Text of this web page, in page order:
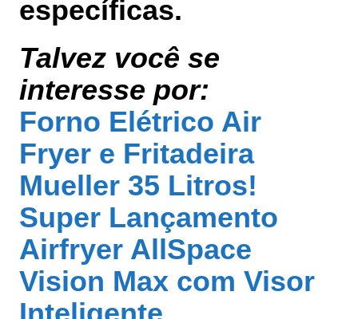
específicas.
Talvez você se
interesse por:
Forno Elétrico Air
Fryer e Fritadeira
Mueller 35 Litros!
Super Lançamento
Airfryer AllSpace
Vision Max com Visor